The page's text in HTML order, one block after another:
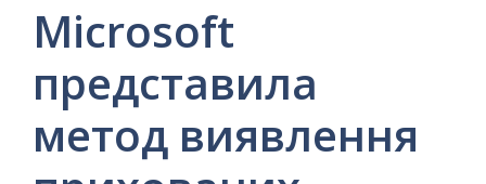
Microsoft
представила
метод виявлення